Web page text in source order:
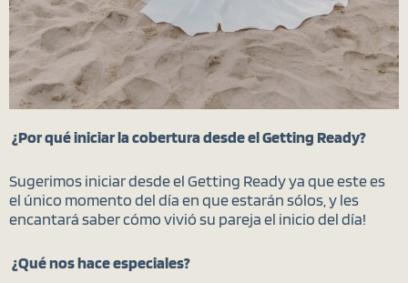
¿Por qué iniciar la cobertura desde el Getting Ready?
Sugerimos iniciar desde el Getting Ready ya que este es
el único momento del día en que estarán sólos, yles
encantará saber cómo vivió su pareja el inicio del día!
¿Qué nos hace especiales?